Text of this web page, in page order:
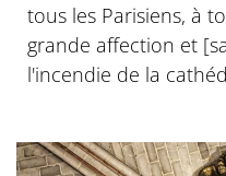
tous les Parisiens, à
grande affection et
l'incendie de la